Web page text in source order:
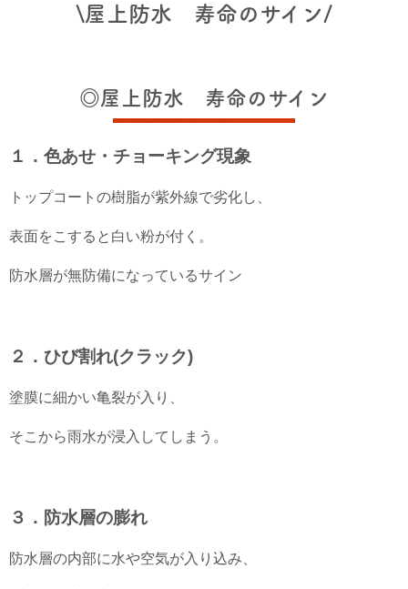
\屋上防水 寿命のサイン/
◎屋上防水 寿命のサイン
１．色あせ・チョーキング現象
トップコートの樹脂が紫外線で劣化し、
表面をこすると白い粉が付く。
防水層が無防備になっているサイン
２．ひび割れ(クラック)
塗膜に細かい亀裂が入り、
そこから雨水が浸入してしまう。
３．防水層の膨れ
防水層の内部に水や空気が入り込み、